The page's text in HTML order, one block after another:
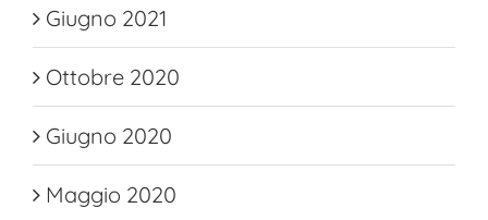
Giugno 2021
Ottobre 2020
Giugno 2020
Maggio 2020